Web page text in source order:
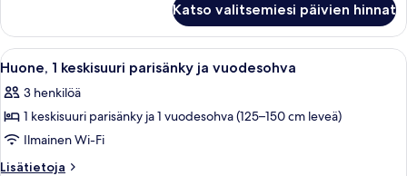
keskisuuri
parisänky
Katso valitsemiesi päivien hinnat
Avaa
kaikki
huonetyypin
Huone,
1
keskisuuri
Hotellihuone, jossa on kaksi
8
Huone, 1 keskisuuri parisänky ja vuodesohva
3 henkilöä
1 keskisuuri parisänky ja 1 vuodesohva (125–150 cm leveä)
Ilmainen Wi-Fi
Lisätietoja
Lisätietoja